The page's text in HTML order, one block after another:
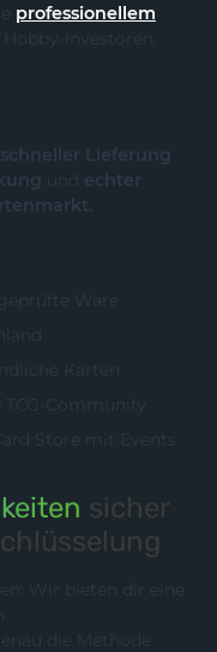
professionellem
Investoren.
Lieferung
und echter
Ware
Karten
Community
Store mit Events
sicher
Wir bieten dir eine